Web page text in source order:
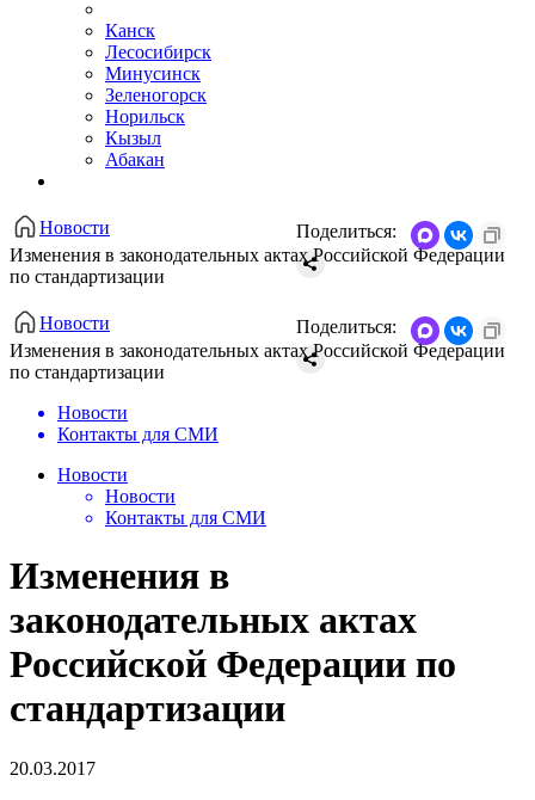
Канск
Лесосибирск
Минусинск
Зеленогорск
Норильск
Кызыл
Абакан
Новости
Изменения в законодательных актах Российской Федерации
по стандартизации
Поделиться:
Новости
Изменения в законодательных актах Российской Федерации
по стандартизации
Поделиться:
Новости
Контакты для СМИ
Новости
Новости
Контакты для СМИ
Изменения в
законодательных актах
Российской Федерации по
стандартизации
20.03.2017